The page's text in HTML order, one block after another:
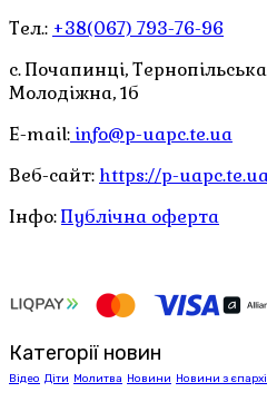
Тел.: +38(067) 793-76-96
с. Почапинці,
Молодіжна, 1б
E-mail: info@p-uapc.te.ua
Веб-сайт: https://p-
Інфо:Публічна оферта
Категорії новин
Відео Діти Молитва Новини Новини з